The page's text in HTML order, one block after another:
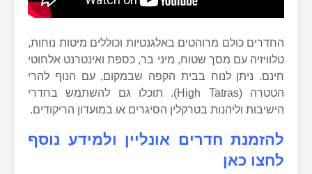
החדרים כולם מרוהטים באלגנטיות וכוללים מיטות נוחות,
טלוויזיה עם מסך שטוח, מיני בר, כספת ואינטרנט אלחוטי
חינם. ניתן לנוח בבית הקפה שבמקום, עם הנוף להרי
הטטרה (High Tatras). תוכלו גם להשתמש בחדרי
הישיבות וליהנות בטרקלין הסיגרים או במועדון הריקודים.
להזמנת חדרים אונליין ולמידע נוסף
לחצו כאן